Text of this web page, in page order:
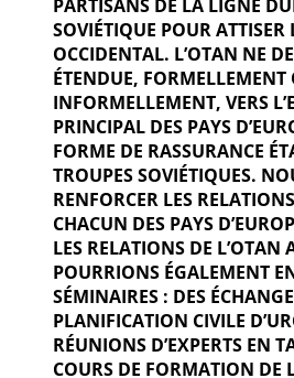
PARTISANS DE LA LIGNE
SOVIÉTIQUE POUR
OCCIDENTAL. L’OTAN NE
ÉTENDUE, FORMELLEMENT
INFORMELLEMENT, VERS
PRINCIPAL DES PAYS
FORME DE RASSURANCE
TROUPES SOVIÉTIQUES.
RENFORCER LES
CHACUN DES PAYS
LES RELATIONS DE L’OTAN
POURRIONS ÉGALEMENT
SÉMINAIRES : DES
PLANIFICATION CIVILE
RÉUNIONS D’EXPERTS EN
COURS DE FORMATION DE